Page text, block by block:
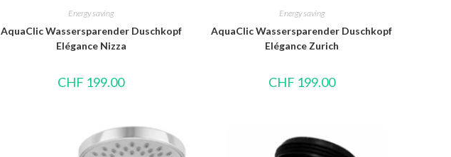
Energy saving
AquaClic Wassersparender Duschkopf
Elégance Nizza
CHF 199.00
Energy saving
AquaClic Wassersparender Duschkopf
Elégance Zurich
CHF 199.00